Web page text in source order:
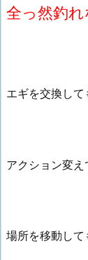
全っ然釣れ
エギを交換して
アクション変え
場所を移動して